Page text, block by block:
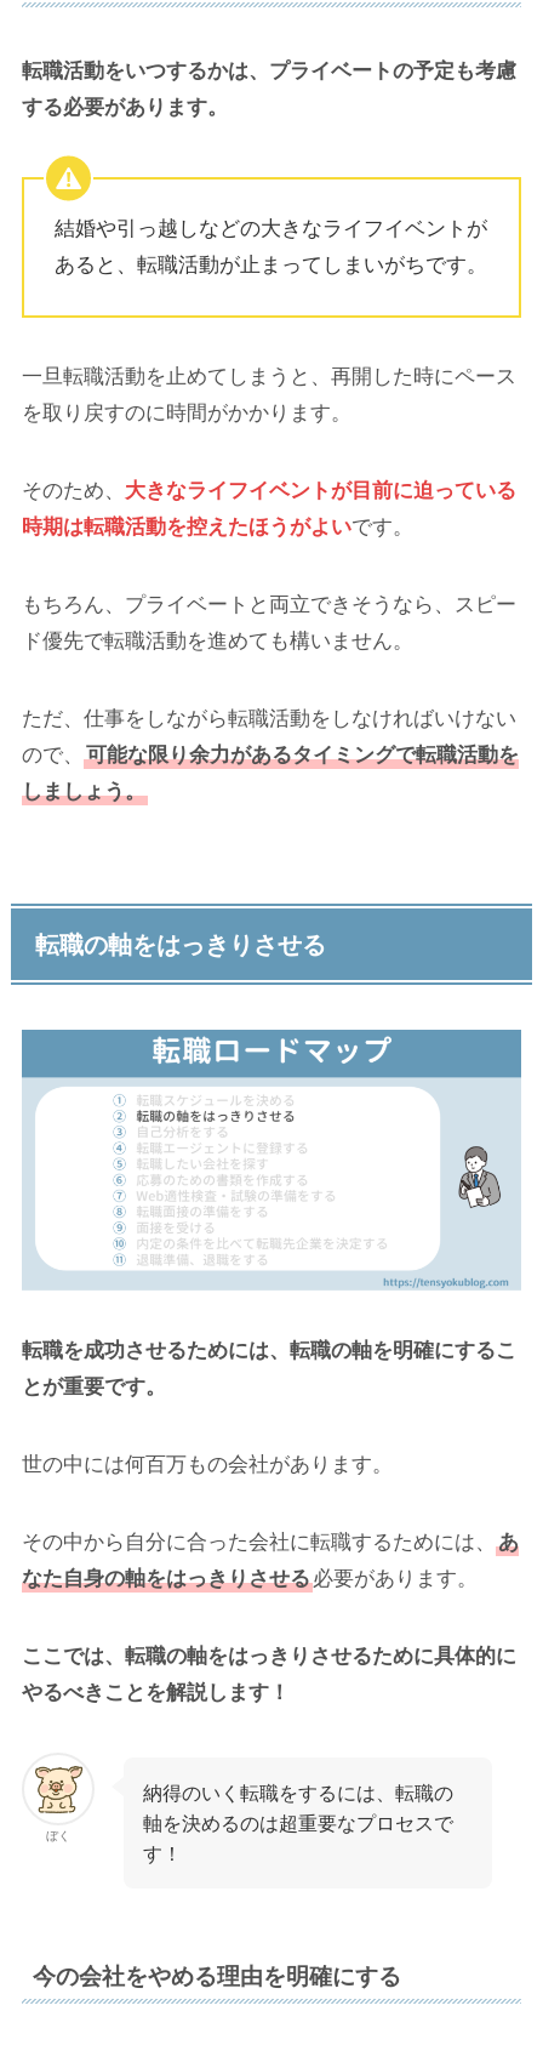
転職活動をいつするかは、プライベートの予定も考慮
する必要があります。
結婚や引っ越しなどの大きなライフイベントが
あると、転職活動が止まってしまいがちです。
一旦転職活動を止めてしまうと、再開した時にペース
を取り戻すのに時間がかかります。
そのため、 大きなライフイベントが目前に迫っている
時期は転職活動を控えたほうがよいです。
もちろん、プライベートと両立できそうなら、スピー
ド優先で転職活動を進めても構いません。
ただ、仕事をしながら転職活動をしなければいけない
ので、
可能な限り余力があるタイミングで転職活動を
しましょう。
転職の軸をはっきりさせる
転職を成功させるためには、転職の軸を明確にするこ
とが重要です。
世の中には何百万もの会社があります。
その中から自分に合った会社に転職するためには、
あ
なた自身の軸をはっきりさせる必要があります。
ここでは、転職の軸をはっきりさせるために具体的に
やるべきことを解説します！
ぼく
納得のいく転職をするには、転職の
軸を決めるのは超重要なプロセスで
す！
今の会社をやめる理由を明確にする